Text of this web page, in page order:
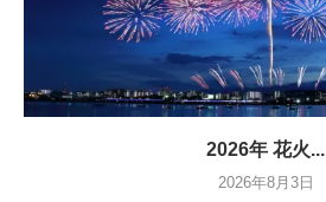
2026年 花火...
2026年8月3日